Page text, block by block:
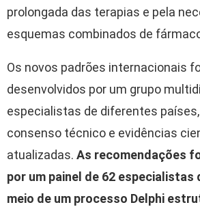
prolongada das terapias e pela
esquemas combinados de
Os novos padrões internacionais
desenvolvidos por um grupo
especialistas de diferentes
consenso técnico e evidências
atualizadas. As recomendações
por um painel de 62 especialistas
meio de um processo Delphi